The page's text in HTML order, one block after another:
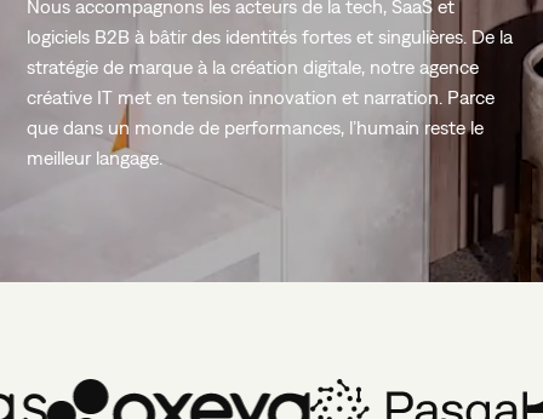
Nous accompagnons les acteurs de la tech, SaaS et
logiciels B2B à bâtir des identités fortes et singulières. De la
stratégie de marque à la création digitale, notre agence
créative IT met en tension innovation et narration. Parce
que dans un monde de performances, l’humain reste le
meilleur langage.